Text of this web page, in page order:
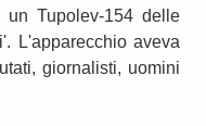
un Tupolev-154 delle
L'apparecchio aveva
giornalisti, uomini